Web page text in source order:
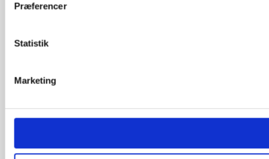
Præferencer
Statistik
Marketing